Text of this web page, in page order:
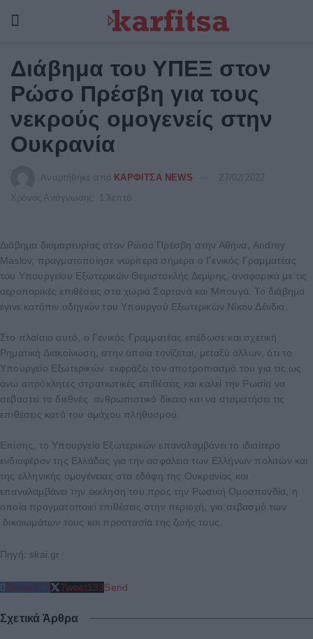
Διάβημα του ΥΠΕΞ στον
Ρώσο Πρέσβη για τους
νεκρούς ομογενείς στην
Ουκρανία
Αναρτήθηκε από ΚΑΡΦΙΤΣΑ NEWS
27/02/2022
Χρόνος Ανάγνωσης: 1 λεπτό
Διάβημα διαμαρτυρίας στον Ρώσο Πρέσβη στην Αθήνα, Andrey
Maslov, πραγματοποίησε νωρίτερα σήμερα ο Γενικός Γραμματέας
του Υπουργείου Εξωτερικών Θεμιστοκλής Δεμίρης, αναφορικά με τις
αεροπορικές επιθέσεις στα χωριά Σαρτανά και Μπουγά. Το διάβημα
έγινε κατόπιν οδηγιών του Υπουργού Εξωτερικών Νίκου Δένδια.
Στο πλαίσιο αυτό, ο Γενικός Γραμματέας επέδωσε και σχετική
Ρηματική Διακοίνωση, στην οποία τονίζεται, μεταξύ άλλων, ότι το
Υπουργείο Εξωτερικών εκφράζει τον αποτροπιασμό του για τις ως
άνω απρόκλητες στρατιωτικές επιθέσεις και καλεί την Ρωσία να
σεβαστεί το διεθνές ανθρωπιστικό δίκαιο και να σταματήσει τις
επιθέσεις κατά του αμάχου πληθυσμού.
Επίσης, το Υπουργείο Εξωτερικών επαναλαμβάνει το ιδιαίτερο
ενδιαφέρον της Ελλάδας για την ασφάλεια των Ελλήνων πολιτών και
της ελληνικής ομογένειας στα εδάφη της Ουκρανίας και
επαναλαμβάνει την έκκληση του προς την Ρωσική Ομοσπονδία, η
οποία πραγματοποιεί επιθέσεις στην περιοχή, για σεβασμό των
δικαιωμάτων τους και προστασία της ζωής τους.
Πηγή: skai.gr
Share212 Tweet133Send
Σχετικά Άρθρα